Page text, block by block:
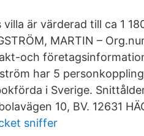
villa är värderad till ca 1
MARTIN –
och
har 5
i Sverige.
10, BV. 12631
sniffer